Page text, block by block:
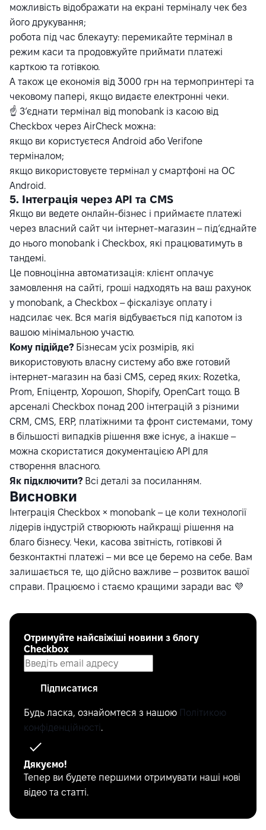
можливість відображати на екрані терміналу чек без
його друкування;
робота під час блекауту: перемикайте термінал в
режим каси та продовжуйте приймати платежі
карткою та готівкою.
А також це економія від 3000 грн на термопринтері та
чековому папері, якщо видаєте електронні чеки.
☝️ З’єднати термінал від monobank із касою від
Checkbox через AirCheck можна:
якщо ви користуєтеся Android або Verifone
терміналом;
якщо використовуєте термінал у смартфоні на ОС
Android.
5. Інтеграція через API та CMS
Якщо ви ведете онлайн-бізнес і приймаєте платежі
через власний сайт чи інтернет-магазин – під’єднайте
до нього monobank і Checkbox, які працюватимуть в
тандемі.
Це повноцінна автоматизація: клієнт оплачує
замовлення на сайті, гроші надходять на ваш рахунок
у monobank, а Checkbox – фіскалізує оплату і
надсилає чек. Вся магія відбувається під капотом із
вашою мінімальною участю.
Кому підійде? Бізнесам усіх розмірів, які
використовують власну систему або вже готовий
інтернет-магазин на базі CMS, серед яких: Rozetka,
Prom, Епіцентр, Хорошоп, Shopify, OpenCart тощо. В
арсеналі Checkbox понад 200 інтеграцій з різними
CRM, CMS, ERP, платіжними та фронт системами, тому
в більшості випадків рішення вже існує, а інакше –
можна скористатися документацією API для
створення власного.
Як підключити? Всі деталі за посиланням.
Висновки
Інтеграція Checkbox × monobank – це коли технології
лідерів індустрій створюють найкращі рішення на
благо бізнесу. Чеки, касова звітність, готівкові й
безконтактні платежі – ми все це беремо на себе. Вам
залишається те, що дійсно важливе – розвиток вашої
справи. Працюємо і стаємо кращими заради вас 💜
Отримуйте найсвіжіші новини з блогу
Checkbox
Підписатися
Будь ласка, ознайомтеся з нашою
Політикою
конфіденційності .
Дякуємо!
Тепер ви будете першими отримувати наші нові
відео та статті.